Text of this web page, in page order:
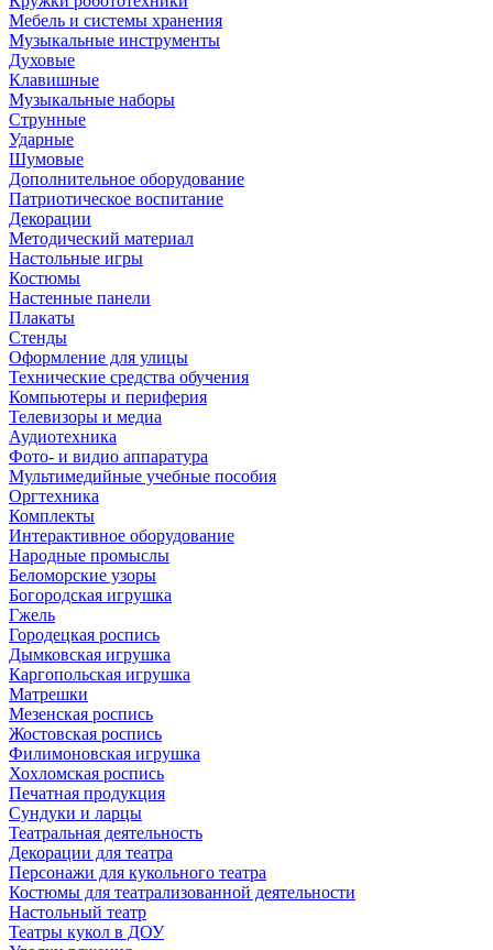
Мебель и системы хранения
Музыкальные инструменты
Духовые
Клавишные
Музыкальные наборы
Струнные
Ударные
Шумовые
Дополнительное оборудование
Патриотическое воспитание
Декорации
Методический материал
Настольные игры
Костюмы
Настенные панели
Плакаты
Стенды
Оформление для улицы
Технические средства обучения
Компьютеры и периферия
Телевизоры и медиа
Аудиотехника
Фото- и видио аппаратура
Мультимедийные учебные пособия
Оргтехника
Комплекты
Интерактивное оборудование
Народные промыслы
Беломорские узоры
Богородская игрушка
Гжель
Городецкая роспись
Дымковская игрушка
Каргопольская игрушка
Матрешки
Мезенская роспись
Жостовская роспись
Филимоновская игрушка
Хохломская роспись
Печатная продукция
Сундуки и ларцы
Театральная деятельность
Декорации для театра
Персонажи для кукольного театра
Костюмы для театрализованной деятельности
Настольный театр
Театры кукол в ДОУ